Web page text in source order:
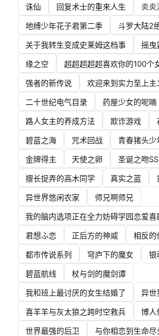
诛仙
回复术士的重来人生
炎炎
地缚少年花子君第二季
斗罗大陆2
关于我转生变成史莱姆这档事
摇
缘之空 超超超超超喜欢你的100个
强者的新传说
欢迎来到实力至上主
二十世纪电气目录
药屋少女的呢喃
路人女主的养成方法
欺诈游戏
碧蓝之海
咒术回战
青春猪头少
金牌得主
天使之卵
圣诞之吻SS
擅长捉弄的高木同学
真实之蓝
异世界悠闲农家
师兄啊师兄
我的脑内选项正在全力妨碍学园恋爱喜
君想ふ恋
正后方的神威 相反的
都市传说系列
穹庐下的魔女 银
碧蓝航线
杖与剑的魔剑谭
我和班上最讨厌的女生结婚了
异世
喜羊羊与灰太狼之跨时空救兵
博人
世界最强的后卫
与你相恋到生命尽